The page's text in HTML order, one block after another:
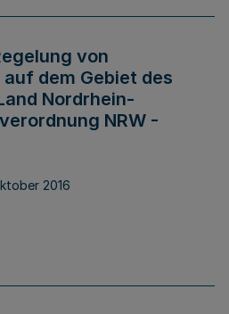
von
dem Gebiet des
Nordrhein-
NRW -
2016